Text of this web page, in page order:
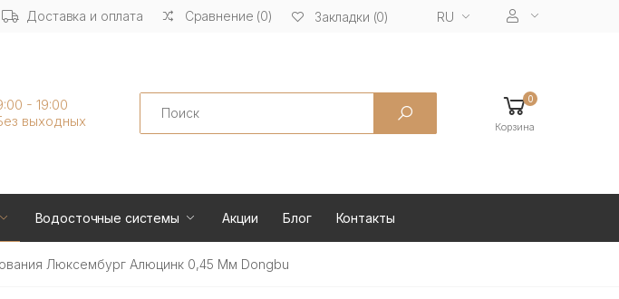
Доставка и оплата Сравнение (0) Закладки (0) RU
- 19:00
выходных
Search 0
Корзина
Водосточные системы Акции Блог Контакты
Люксембург Алюцинк 0,45 Мм Dongbu